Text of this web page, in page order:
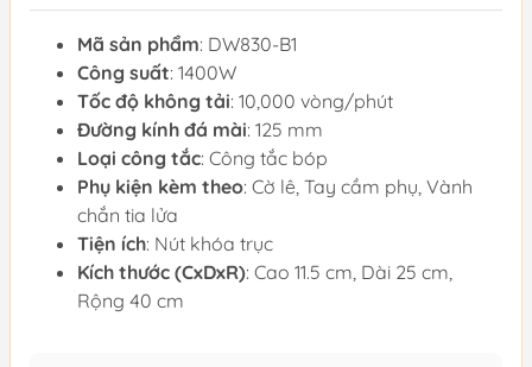
Mã sản phẩm: DW830-B1
Công suất: 1400W
Tốc độ không tải: 10,000 vòng/phút
Đường kính đá mài: 125 mm
Loại công tắc: Công tắc bóp
Phụ kiện kèm theo: Cờ lê, Tay cầm phụ, Vành
chắn tia lửa
Tiện ích: Nút khóa trục
Kích thước (CxDxR): Cao 11.5 cm, Dài 25 cm,
Rộng 40 cm